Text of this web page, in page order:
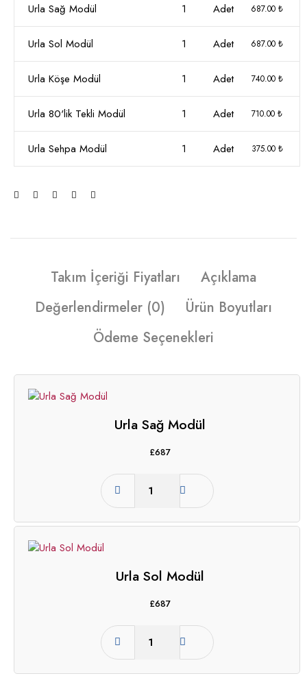
Urla Sağ Modül 1 Adet 687.00 ₺
Urla Sol Modül 1 Adet 687.00 ₺
Urla Köşe Modül 1 Adet 740.00 ₺
Urla 80'lik Tekli Modül 1 Adet 710.00 ₺
Urla Sehpa Modül 1 Adet 375.00 ₺
Takım İçeriği Fiyatları
Açıklama
Değerlendirmeler (0)
Ürün Boyutları
Ödeme Seçenekleri
Urla Sağ Modül
£687
Urla Sol Modül
£687